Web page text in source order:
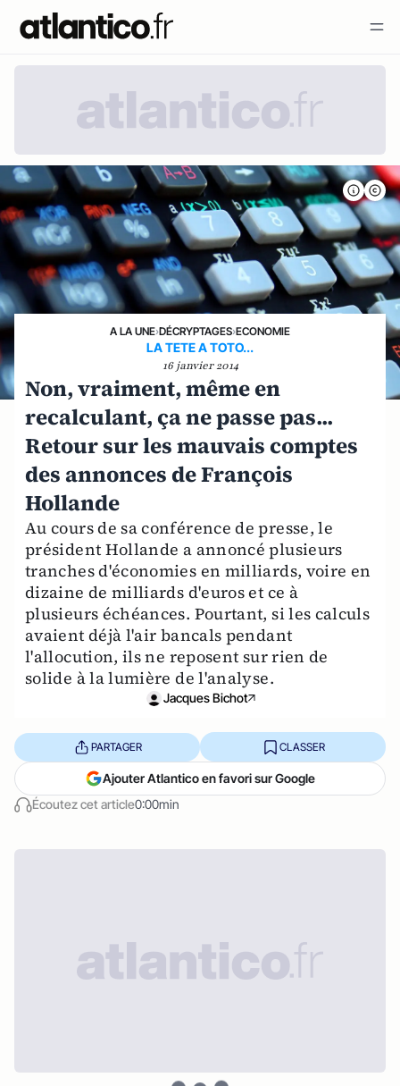
A LA UNE›DÉCRYPTAGES›ECONOMIE
LA TETE A TOTO...
16 janvier 2014
Non, vraiment, même en
recalculant, ça ne passe pas...
Retour sur les mauvais comptes
des annonces de François
Hollande
Au cours de sa conférence de presse, le
président Hollande a annoncé plusieurs
tranches d'économies en milliards, voire en
dizaine de milliards d'euros et ce à
plusieurs échéances. Pourtant, si les calculs
avaient déjà l'air bancals pendant
l'allocution, ils ne reposent sur rien de
solide à la lumière de l'analyse.
Jacques Bichot
Écoutez cet article0:00min
PARTAGER CLASSER
Ajouter Atlantico en favori sur Google